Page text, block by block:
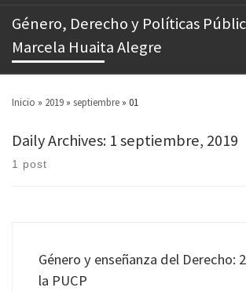
Género, Derecho y Políticas
Marcela Huaita Alegre
Inicio » 2019 » septiembre » 01
Daily Archives: 1 septiembre, 2019
1 post
Género y enseñanza del Derecho:
la PUCP